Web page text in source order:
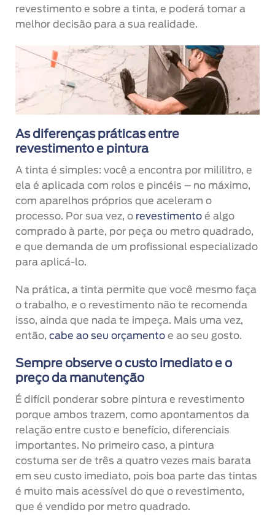
revestimento e sobre a tinta, e poderá tomar a
melhor decisão para a sua realidade.
As diferenças práticas entre
revestimento e pintura
A tinta é simples: você a encontra por mililitro, e
ela é aplicada com rolos e pincéis – no máximo,
com aparelhos próprios que aceleram o
processo. Por sua vez, o revestimento é algo
comprado à parte, por peça ou metro quadrado,
e que demanda de um profissional especializado
para aplicá-lo.
Na prática, a tinta permite que você mesmo faça
o trabalho, e o revestimento não te recomenda
isso, ainda que nada te impeça. Mais uma vez,
então, cabe ao seu orçamento e ao seu gosto.
Sempre observe o custo imediato e o
preço da manutenção
É difícil ponderar sobre pintura e revestimento
porque ambos trazem, como apontamentos da
relação entre custo e benefício, diferenciais
importantes. No primeiro caso, a pintura
costuma ser de três a quatro vezes mais barata
em seu custo imediato, pois boa parte das tintas
é muito mais acessível do que o revestimento,
que é vendido por metro quadrado.